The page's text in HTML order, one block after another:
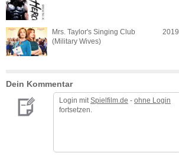
Mrs. Taylor's Singing Club
(Military Wives)
2019
Dein Kommentar
Login mit Spielfilm.de - ohne Login
fortsetzen.